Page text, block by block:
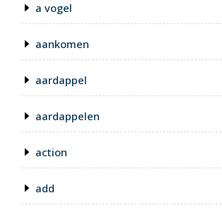
a vogel
aankomen
aardappel
aardappelen
action
add